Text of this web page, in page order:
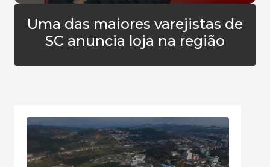
Uma das maiores varejistas de
SC anuncia loja na região